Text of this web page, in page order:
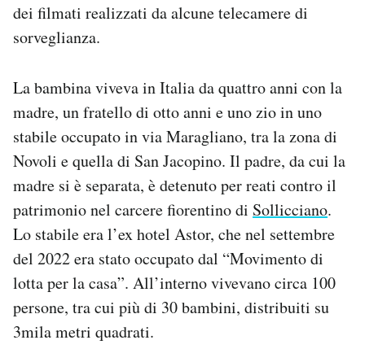
Esci
dei filmati realizzati da alcune telecamere di
sorveglianza.
La bambina viveva in Italia da quattro anni con la
madre, un fratello di otto anni e uno zio in uno
stabile occupato in via Maragliano, tra la zona di
Novoli e quella di San Jacopino. Il padre, da cui la
madre si è separata, è detenuto per reati contro il
patrimonio nel carcere fiorentino di Sollicciano.
Lo stabile era l’ex hotel Astor, che nel settembre
del 2022 era stato occupato dal “Movimento di
lotta per la casa”. All’interno vivevano circa 100
persone, tra cui più di 30 bambini, distribuiti su
3mila metri quadrati.